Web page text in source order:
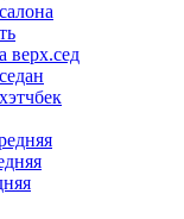
верх.сед